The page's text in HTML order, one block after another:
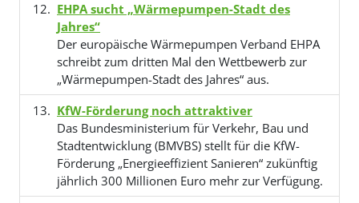
EHPA sucht „Wärmepumpen-Stadt des
Jahres“
Der europäische Wärmepumpen Verband EHPA
schreibt zum dritten Mal den Wettbewerb zur
„Wärmepumpen-Stadt des Jahres“ aus.
KfW-Förderung noch attraktiver
Das Bundesministerium für Verkehr, Bau und
Stadtentwicklung (BMVBS) stellt für die KfW-
Förderung „Energieeffizient Sanieren“ zukünftig
jährlich 300 Millionen Euro mehr zur Verfügung.